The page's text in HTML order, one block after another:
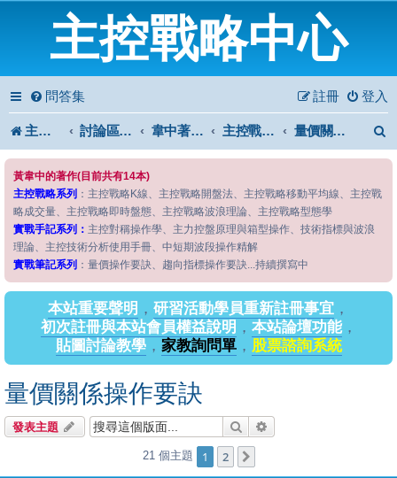
主控戰略中心
問答集 登入
註冊
主控戰略中心 討論區首頁 韋中著作問答區 主控戰略筆記系列 量價關係操作要訣
黃韋中的著作(目前共有14本)
主控戰略系列 ：主控戰略K線、主控戰略開盤法、主控戰略移動平均線、主控戰
略成交量、主控戰略即時盤態、主控戰略波浪理論、主控戰略型態學
實戰手記系列： 主控對稱操作學、主力控盤原理與箱型操作、技術指標與波浪
理論、主控技術分析使用手冊、中短期波段操作精解
實戰筆記系列 ：量價操作要訣、趨向指標操作要訣...持續撰寫中
本站重要聲明 ， 研習活動學員重新註冊事宜 ，
初次註冊與本站會員權益說明 ， 本站論壇功能，
貼圖討論教學， 家教詢問單， 股票諮詢系統
量價關係操作要訣
發表主題 搜尋
21 個主題 1 2